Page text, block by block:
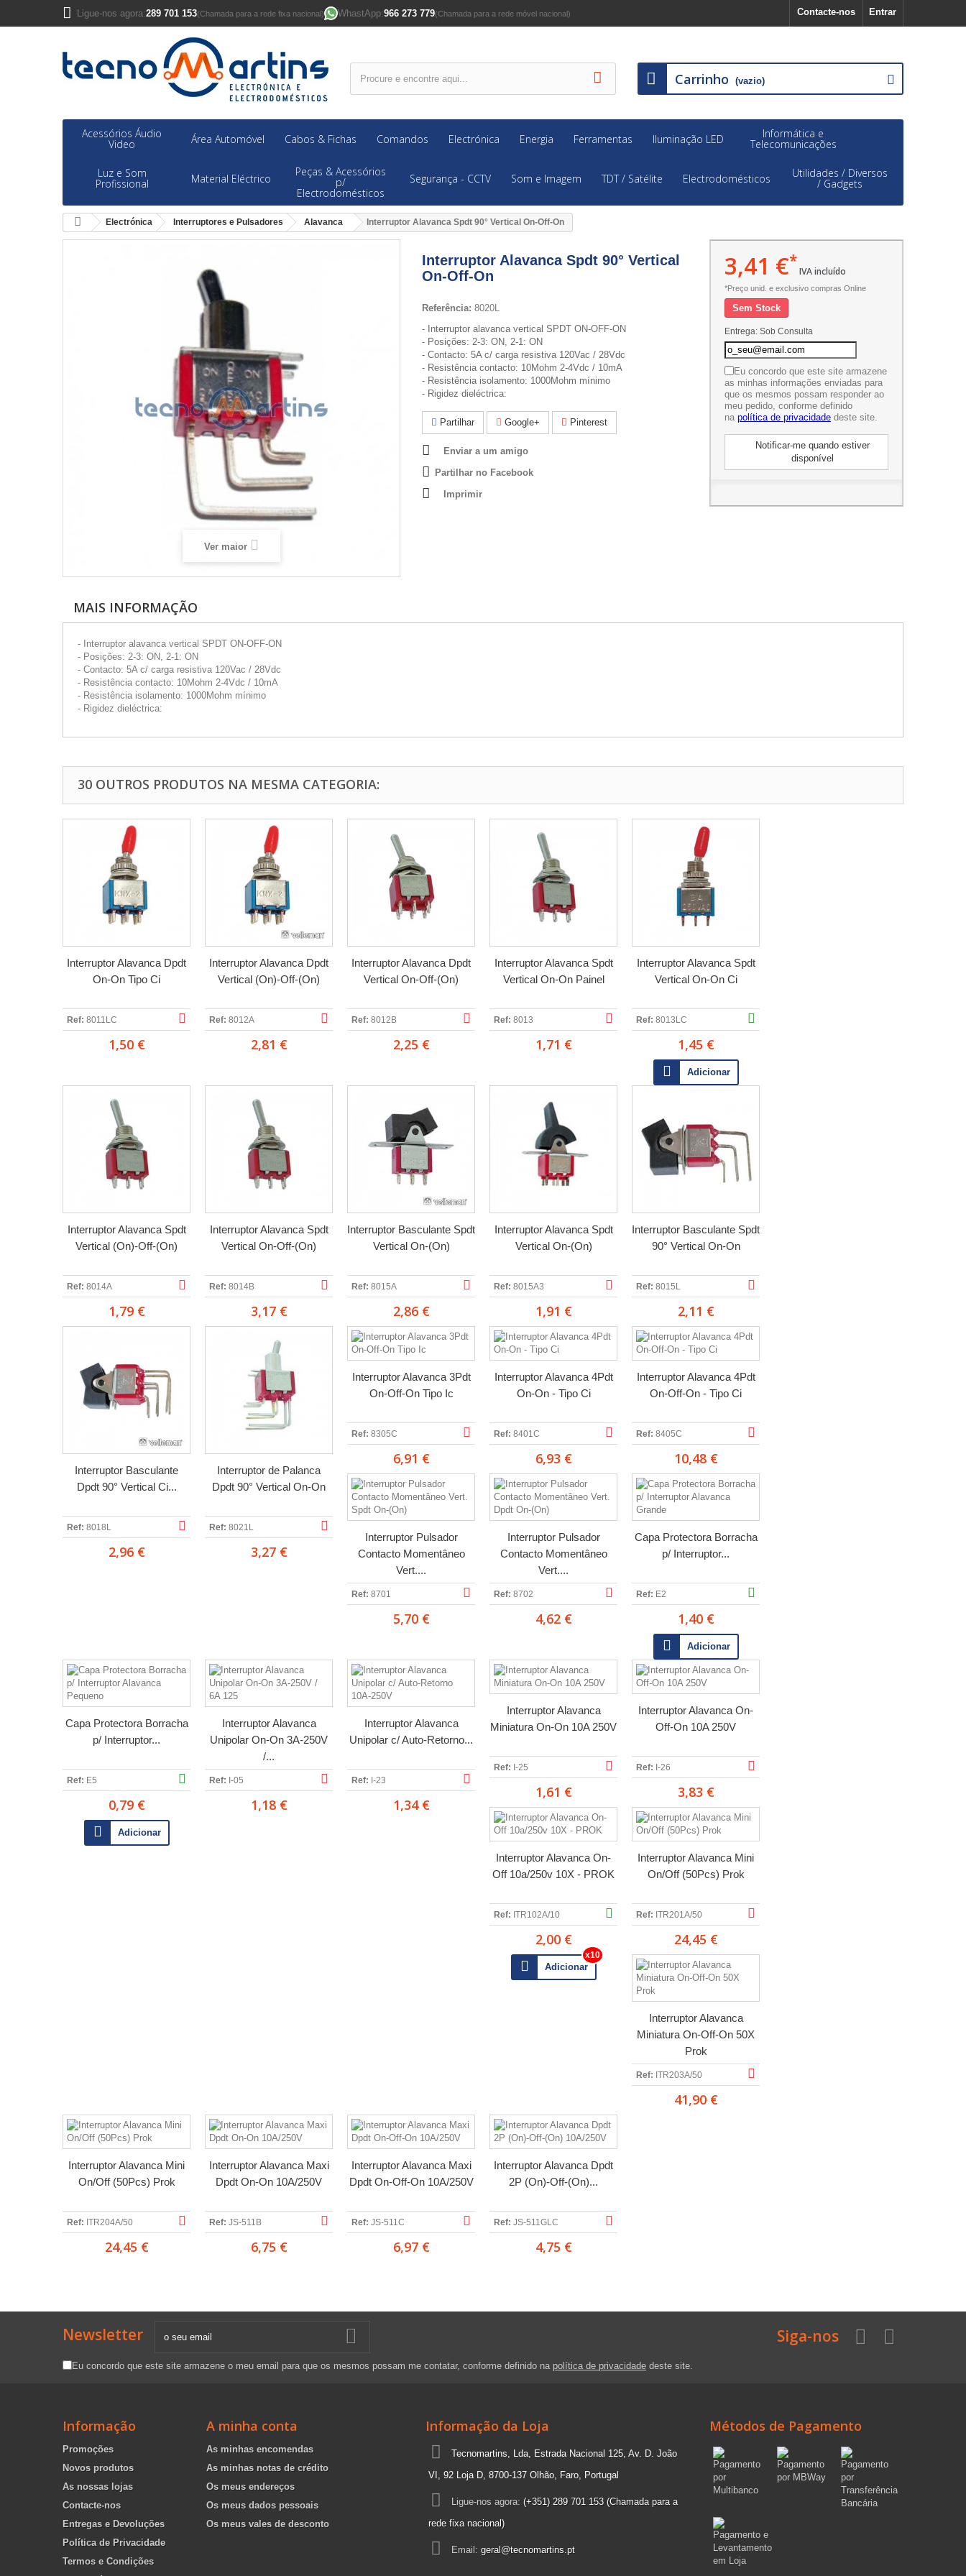
Entrar
Contacte-nos
Ligue-nos agora:289 701 153(Chamada para a rede fixa nacional) WhastApp:966 273 779(Chamada para a rede móvel nacional)
Carrinho (vazio)
Acessórios Áudio
Video Área Automóvel Cabos & Fichas Comandos Electrónica Energia Ferramentas Iluminação LED Informática e
Telecomunicações
Luz e Som
Profissional Material Eléctrico
Peças & Acessórios
p/
Electrodomésticos
Segurança - CCTV Som e Imagem TDT / Satélite Electrodomésticos Utilidades / Diversos
/ Gadgets
Electrónica Interruptores e Pulsadores Alavanca Interruptor Alavanca Spdt 90° Vertical On-Off-On
Ver maior
Interruptor Alavanca Spdt 90° Vertical
On-Off-On
Referência: 8020L
- Interruptor alavanca vertical SPDT ON-OFF-ON
- Posições: 2-3: ON, 2-1: ON
- Contacto: 5A c/ carga resistiva 120Vac / 28Vdc
- Resistência contacto: 10Mohm 2-4Vdc / 10mA
- Resistência isolamento: 1000Mohm mínimo
- Rigidez dieléctrica:
Partilhar Google+ Pinterest
Enviar a um amigo
Partilhar no Facebook
Imprimir
3,41 €*
IVA incluído
*Preço unid. e exclusivo compras Online
Sem Stock
Entrega: Sob Consulta
Eu concordo que este site armazene
as minhas informações enviadas para
que os mesmos possam responder ao
meu pedido, conforme definido
na política de privacidadedeste site.
Notificar-me quando estiver
disponível
MAIS INFORMAÇÃO
- Interruptor alavanca vertical SPDT ON-OFF-ON
- Posições: 2-3: ON, 2-1: ON
- Contacto: 5A c/ carga resistiva 120Vac / 28Vdc
- Resistência contacto: 10Mohm 2-4Vdc / 10mA
- Resistência isolamento: 1000Mohm mínimo
- Rigidez dieléctrica:
30 OUTROS PRODUTOS NA MESMA CATEGORIA:
Interruptor Alavanca Dpdt
On-On Tipo Ci
Ref: 8011LC
1,50 €
Interruptor Alavanca Dpdt
Vertical (On)-Off-(On)
Ref: 8012A
2,81 €
Interruptor Alavanca Dpdt
Vertical On-Off-(On)
Ref: 8012B
2,25 €
Interruptor Alavanca Spdt
Vertical On-On Painel
Ref: 8013
1,71 €
Interruptor Alavanca Spdt
Vertical On-On Ci
Ref: 8013LC
1,45 €
Adicionar
Interruptor Alavanca Spdt
Vertical (On)-Off-(On)
Ref: 8014A
1,79 €
Interruptor Alavanca Spdt
Vertical On-Off-(On)
Ref: 8014B
3,17 €
Interruptor Basculante Spdt
Vertical On-(On)
Ref: 8015A
2,86 €
Interruptor Alavanca Spdt
Vertical On-(On)
Ref: 8015A3
1,91 €
Interruptor Basculante Spdt
90° Vertical On-On
Ref: 8015L
2,11 €
Interruptor Basculante
Dpdt 90° Vertical Ci...
Ref: 8018L
2,96 €
Interruptor de Palanca
Dpdt 90° Vertical On-On
Ref: 8021L
3,27 €
Interruptor Alavanca 3Pdt
On-Off-On Tipo Ic
Ref: 8305C
6,91 €
Interruptor Alavanca 4Pdt
On-On - Tipo Ci
Ref: 8401C
6,93 €
Interruptor Alavanca 4Pdt
On-Off-On - Tipo Ci
Ref: 8405C
10,48 €
Interruptor Pulsador
Contacto Momentâneo
Vert....
Ref: 8701
5,70 €
Interruptor Pulsador
Contacto Momentâneo
Vert....
Ref: 8702
4,62 €
Capa Protectora Borracha
p/ Interruptor...
Ref: E2
1,40 €
Adicionar
Capa Protectora Borracha
p/ Interruptor...
Ref: E5
0,79 €
Adicionar
Interruptor Alavanca
Unipolar On-On 3A-250V
/...
Ref: I-05
1,18 €
Interruptor Alavanca
Unipolar c/ Auto-Retorno...
Ref: I-23
1,34 €
Interruptor Alavanca
Miniatura On-On 10A 250V
Ref: I-25
1,61 €
Interruptor Alavanca On-
Off-On 10A 250V
Ref: I-26
3,83 €
Interruptor Alavanca On-
Off 10a/250v 10X - PROK
Ref: ITR102A/10
2,00 €
Adicionar
Interruptor Alavanca Mini
On/Off (50Pcs) Prok
Ref: ITR201A/50
24,45 €
Interruptor Alavanca
Miniatura On-Off-On 50X
Prok
Ref: ITR203A/50
41,90 €
Interruptor Alavanca Mini
On/Off (50Pcs) Prok
Ref: ITR204A/50
24,45 €
Interruptor Alavanca Maxi
Dpdt On-On 10A/250V
Ref: JS-511B
6,75 €
Interruptor Alavanca Maxi
Dpdt On-Off-On 10A/250V
Ref: JS-511C
6,97 €
Interruptor Alavanca Dpdt
2P (On)-Off-(On)...
Ref: JS-511GLC
4,75 €
Newsletter
Eu concordo que este site armazene o meu email para que os mesmos possam me contatar, conforme definido na política de privacidade deste site.
Siga-nos
Informação
Promoções
Novos produtos
As nossas lojas
Contacte-nos
Entregas e Devoluções
Política de Privacidade
Termos e Condições
A minha conta
As minhas encomendas
As minhas notas de crédito
Os meus endereços
Os meus dados pessoais
Os meus vales de desconto
Informação da Loja
Tecnomartins, Lda, Estrada Nacional 125, Av. D. João
VI, 92 Loja D, 8700-137 Olhão, Faro, Portugal
Ligue-nos agora: (+351) 289 701 153 (Chamada para a
rede fixa nacional)
Email: geral@tecnomartins.pt
Métodos de Pagamento